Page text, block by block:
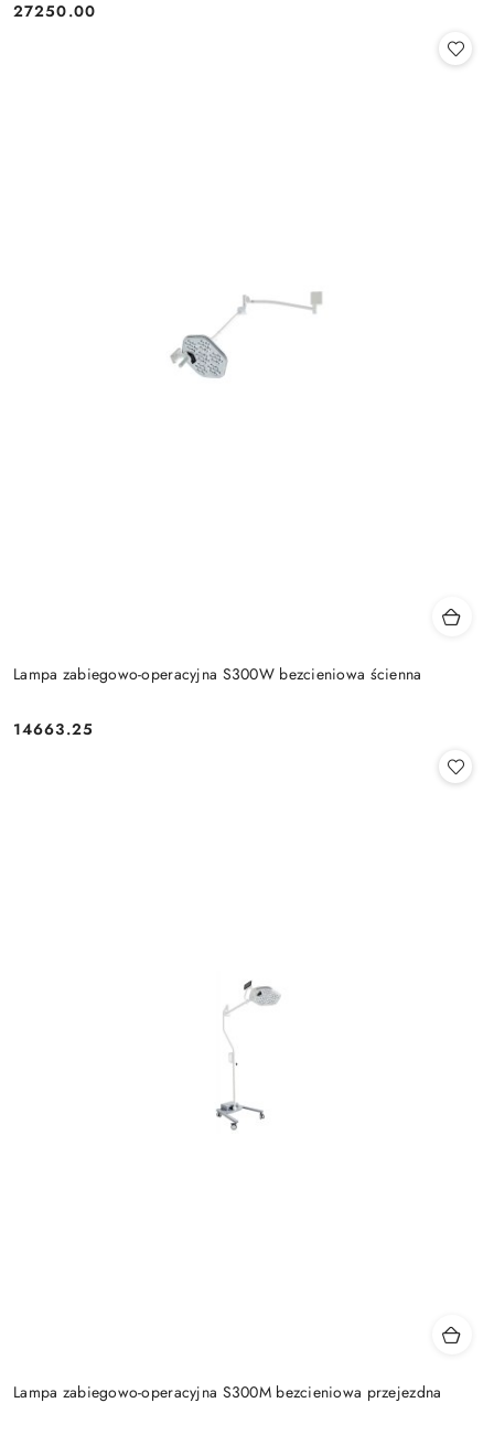
Cena:
27250.00
Lampa zabiegowo-operacyjna S300W bezcieniowa ścienna
Cena:
14663.25
Lampa zabiegowo-operacyjna S300M bezcieniowa przejezdna